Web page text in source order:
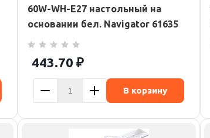
60W-WH-E27 настольный на
основании бел. Navigator 61635
443.70 ₽
В корзину